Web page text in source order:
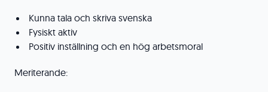
Kunna tala och skriva svenska
Fysiskt aktiv
Positiv inställning och en hög arbetsmoral
Meriterande: